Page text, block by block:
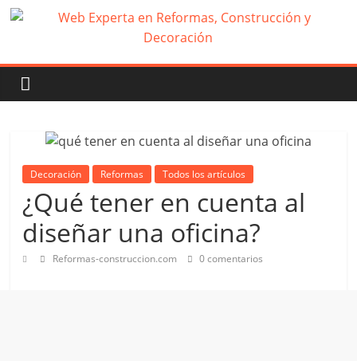
Decoración Reformas Todos los artículos
¿Qué tener en cuenta al
diseñar una oficina?
Reformas-construccion.com 0 comentarios